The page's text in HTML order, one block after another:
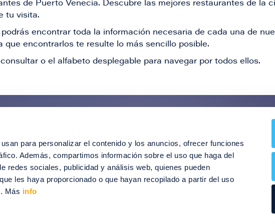
para personalizar el contenido y los anuncios, ofrecer funciones
Además, compartimos información sobre el uso que haga del
redes sociales, publicidad y análisis web, quienes pueden
les haya proporcionado o que hayan recopilado a partir del uso
Más info
de Puerto Venecia. Descubre las mejores restaurantes de la
tu visita.
encontrar toda la información necesaria de cada una de
encontrarlos te resulte lo más sencillo posible.
o el alfabeto desplegable para navegar por todos ellos.
de todas nuestras novedades!
ofertas especiales, descuentos, eventos y mucho
SUSCRÍBETE